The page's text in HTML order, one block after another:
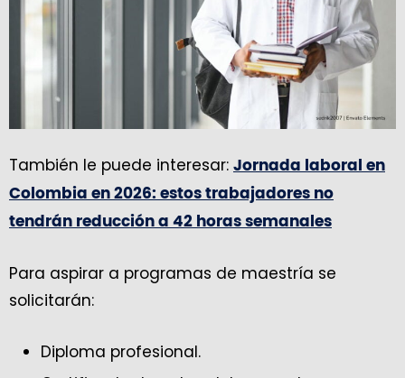
También le puede interesar: Jornada laboral en
Colombia en 2026: estos trabajadores no
tendrán reducción a 42 horas semanales
Para aspirar a programas de maestría se
solicitarán:
Diploma profesional.